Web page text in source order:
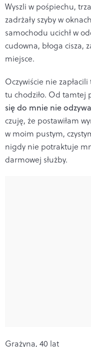
Wyszli w pośpiechu,
zadrżały szyby w
samochodu ucichł w
cudowna, błoga cisza,
miejsce.
Oczywiście nie
tu chodziło. Od tamtej
się do mnie nie odzywa
czuję, że postawiłam
w moim pustym,
nigdy nie potraktuje
darmowej służby.
Grażyna, 40 lat